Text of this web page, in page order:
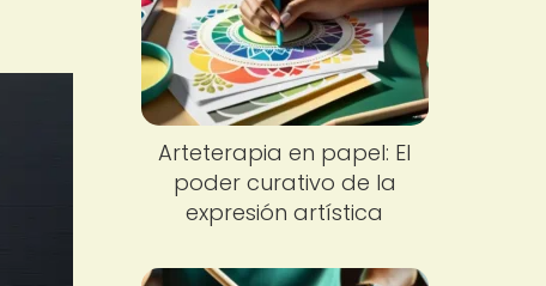
Arteterapia en papel: El
poder curativo de la
expresión artística